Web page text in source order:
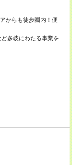
からも徒歩圏内！便
多岐にわたる事業を